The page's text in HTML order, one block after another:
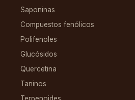
Saponinas
Compuestos fenólicos
Polifenoles
Glucósidos
Quercetina
Taninos